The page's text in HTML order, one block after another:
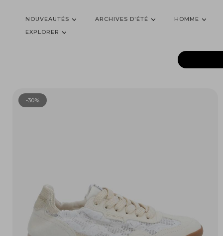
NOUVEAUTÉS ARCHIVES D'ÉTÉ
HOMME
EXPLORER
-30%